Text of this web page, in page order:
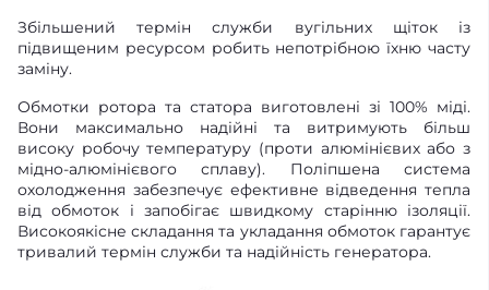
Збільшений термін служби вугільних щіток із
підвищеним ресурсом робить непотрібною їхню часту
заміну.
Обмотки ротора та статора виготовлені зі 100% міді.
Вони максимально надійні та витримують більш
високу робочу температуру (проти алюмінієвих або з
мідно-алюмінієвого сплаву). Поліпшена система
охолодження забезпечує ефективне відведення тепла
від обмоток і запобігає швидкому старінню ізоляції.
Високоякісне складання та укладання обмоток гарантує
тривалий термін служби та надійність генератора.